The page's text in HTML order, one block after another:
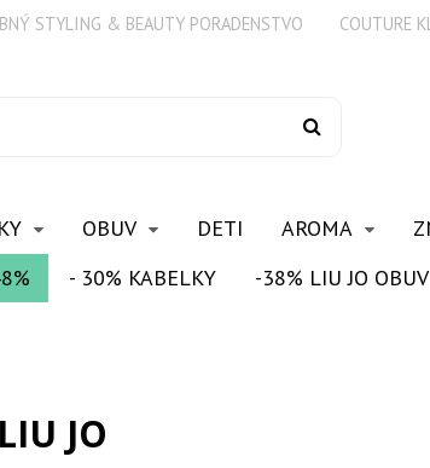
STYLING & BEAUTY PORADENSTVO COUTURE
OBUV DETI AROMA
- 30% KABELKY -38% LIU JO OBUV
LIU JO